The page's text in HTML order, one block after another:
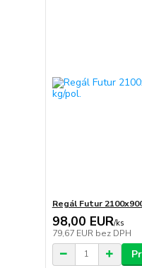
Regál Futur
98,00 EUR/ks
79,67 EUR bez DPH